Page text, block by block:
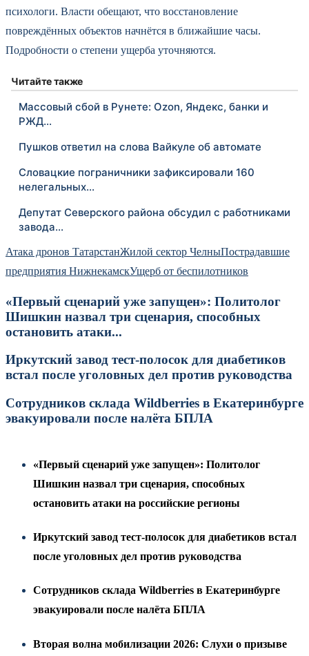
психологи. Власти обещают, что восстановление
повреждённых объектов начнётся в ближайшие часы.
Подробности о степени ущерба уточняются.
Читайте также
Массовый сбой в Рунете: Ozon, Яндекс, банки и
РЖД…
Пушков ответил на слова Вайкуле об автомате
Словацкие пограничники зафиксировали 160
нелегальных…
Депутат Северского района обсудил с работниками
завода…
Атака дронов ТатарстанЖилой сектор ЧелныПострадавшие
предприятия НижнекамскУщерб от беспилотников
«Первый сценарий уже запущен»: Политолог
Шишкин назвал три сценария, способных
остановить атаки...
Иркутский завод тест-полосок для диабетиков
встал после уголовных дел против руководства
Сотрудников склада Wildberries в Екатеринбурге
эвакуировали после налёта БПЛА
«Первый сценарий уже запущен»: Политолог
Шишкин назвал три сценария, способных
остановить атаки на российские регионы
Иркутский завод тест-полосок для диабетиков встал
после уголовных дел против руководства
Сотрудников склада Wildberries в Екатеринбурге
эвакуировали после налёта БПЛА
Вторая волна мобилизации 2026: Слухи о призыве